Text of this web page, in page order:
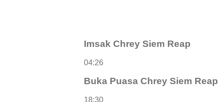
Imsak Chrey Siem Reap
04:26
Buka Puasa Chrey Siem Reap
18:30